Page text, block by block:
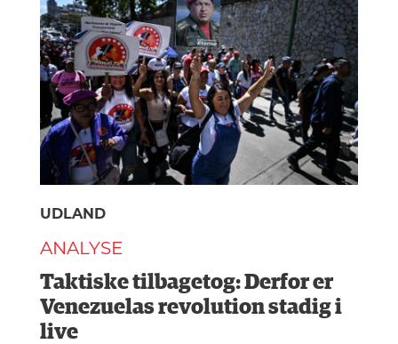
UDLAND
ANALYSE
Taktiske tilbagetog: Derfor er
Venezuelas revolution stadig i
live